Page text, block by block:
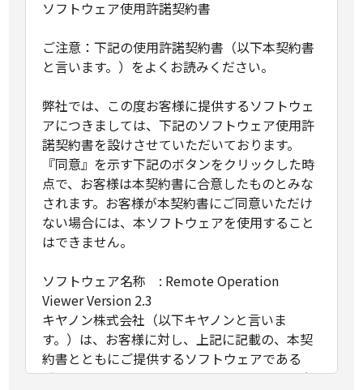
ソフトウェア使用許諾契約書
ご注意：下記の使用許諾契約書（以下本契約書
と言います。）をよくお読みください。
弊社では、この度お客様に提供するソフトウェ
アにつきましては、下記のソフトウェア使用許
諾契約書を設けさせていただいております。
『同意』を示す下記のボタンをクリックした時
点で、お客様は本契約書に合意したものとみな
されます。お客様が本契約書にご同意いただけ
ない場合には、本ソフトウェアを使用すること
はできません。
ソフトウェア名称 : Remote Operation
Viewer Version 2.3
キヤノン株式会社（以下キヤノンと言いま
す。）は、お客様に対し、上記に記載の、本契
約書とともにご提供するソフトウェアである
「Remote Operation Viewer Version 2.3」（以